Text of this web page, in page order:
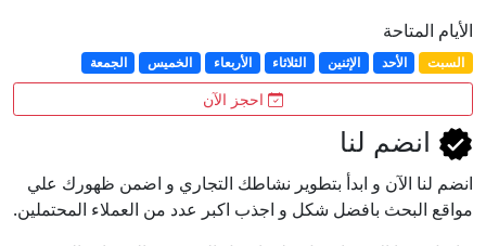
الأيام المتاحة
السبت الأحد الإثنين الثلاثاء الأربعاء الخميس الجمعة
احجز الآن
انضم لنا
انضم لنا اﻵن و ابدأ بتطوير نشاطك التجاري و اضمن ظهورك علي
مواقع البحث بافضل شكل و اجذب اكبر عدد من العملاء المحتملين.